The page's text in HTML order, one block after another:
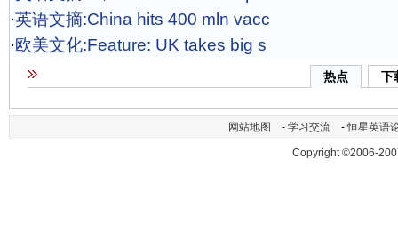
·英语文摘:China hits 400 mln vacc
·欧美文化:Feature: UK takes big s
热点 下
网站地图 - 学习交流 -恒星英语
Copyright ©2006-